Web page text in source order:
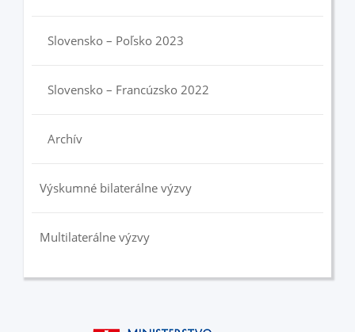
Slovensko – Poľsko 2023
Slovensko – Francúzsko 2022
Archív
Výskumné bilaterálne výzvy
Multilaterálne výzvy